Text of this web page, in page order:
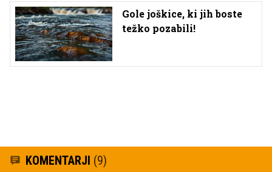
Gole joškice, ki jih boste
težko pozabili!
KOMENTARJI (9)